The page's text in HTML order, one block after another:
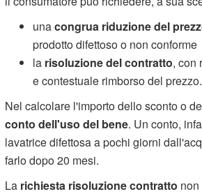
unacongrua riduzione del
prodotto difettoso o non conforme
la risoluzione del contratto, con
e contestuale rimborso del prezzo.
Nel calcolare l'importo dello sconto o
conto dell'uso del bene. Un conto,
lavatrice difettosa a pochi giorni
farlo dopo 20 mesi.
La richiesta risoluzione contratto